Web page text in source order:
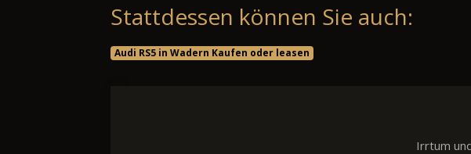
Stattdessen können Sie auch:
Audi RS5 in Wadern Kaufen oder leasen
Irrtum